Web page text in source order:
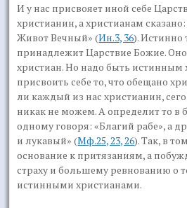
И у нас присвояет иной себе
христианин, а христианам
Живот Вечный» (Ин.3, 36). Истинно
принадлежит Царствие Божие.
христиан. Но надо быть истинным
присвоить себе то, что обещано
ли каждый из нас христианин,
никак не можем. А определит то в
одному говоря:«Благий рабе», а
и лукавый» (Мф.25, 23, 26). Так, в
основание к притязаниям, а
страху и большему ревнованию о
истинными христианами.